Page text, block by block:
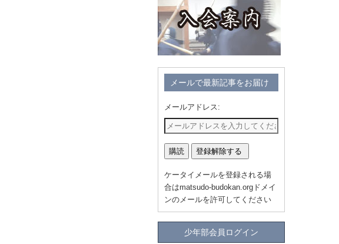
メールで最新記事をお届け
メールアドレス:
ケータイメールを登録される場
合はmatsudo-budokan.orgドメイ
ンのメールを許可してください
少年部会員ログイン